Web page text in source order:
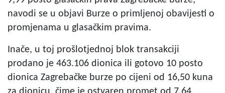
navodi se u objavi Burze o primljenoj obavijesti o
promjenama u glasačkim pravima.
Inače, u toj prošlotjednoj blok transakciji
prodano je 463.106 dionica ili gotovo 10 posto
dionica Zagrebačke burze po cijeni od 16,50 kuna